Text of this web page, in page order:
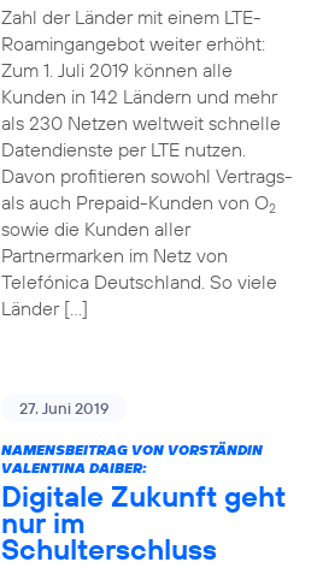
Zahl der Länder mit einem LTE-
Roamingangebot weiter erhöht:
Zum 1. Juli 2019 können alle
Kunden in 142 Ländern und mehr
als 230 Netzen weltweit schnelle
Datendienste per LTE nutzen.
Davon profitieren sowohl Vertrags-
als auch Prepaid-Kunden von O2
sowie die Kunden aller
Partnermarken im Netz von
Telefónica Deutschland. So viele
Länder […]
27. Juni 2019
NAMENSBEITRAG VON VORSTÄNDIN
VALENTINA DAIBER:
Digitale Zukunft geht
nur im
Schulterschluss